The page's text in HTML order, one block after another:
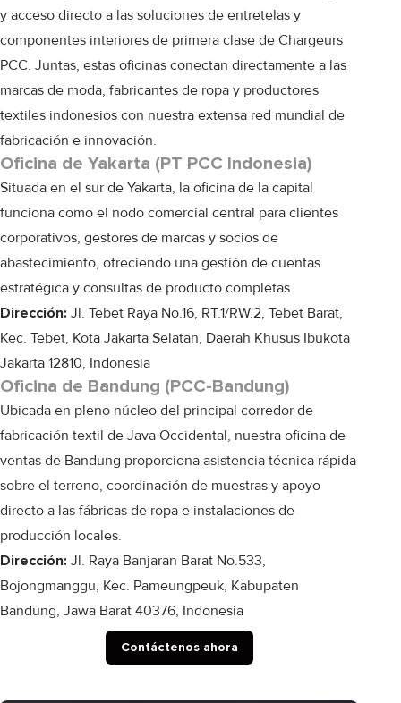
y acceso directo a las soluciones de entretelas y
componentes interiores de primera clase de Chargeurs
PCC. Juntas, estas oficinas conectan directamente a las
marcas de moda, fabricantes de ropa y productores
textiles indonesios con nuestra extensa red mundial de
fabricación e innovación.
Oficina de Yakarta (PT PCC Indonesia)
Situada en el sur de Yakarta, la oficina de la capital
funciona como el nodo comercial central para clientes
corporativos, gestores de marcas y socios de
abastecimiento, ofreciendo una gestión de cuentas
estratégica y consultas de producto completas.
Dirección: Jl. Tebet Raya No.16, RT.1/RW.2, Tebet Barat,
Kec. Tebet, Kota Jakarta Selatan, Daerah Khusus Ibukota
Jakarta 12810, Indonesia
Oficina de Bandung (PCC-Bandung)
Ubicada en pleno núcleo del principal corredor de
fabricación textil de Java Occidental, nuestra oficina de
ventas de Bandung proporciona asistencia técnica rápida
sobre el terreno, coordinación de muestras y apoyo
directo a las fábricas de ropa e instalaciones de
producción locales.
Dirección: Jl. Raya Banjaran Barat No.533,
Bojongmanggu, Kec. Pameungpeuk, Kabupaten
Bandung, Jawa Barat 40376, Indonesia
Contáctenos ahora